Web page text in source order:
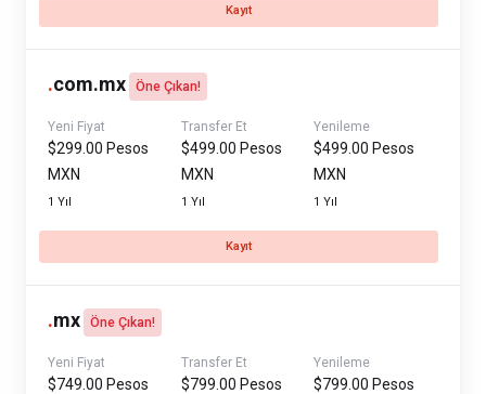
Kayıt
.com.mx Öne Çıkan!
Yeni Fiyat
$299.00 Pesos
MXN
1 Yıl
Transfer Et
$499.00 Pesos
MXN
1 Yıl
Yenileme
$499.00 Pesos
MXN
1 Yıl
Kayıt
.mx Öne Çıkan!
Yeni Fiyat
$749.00 Pesos
Transfer Et
$799.00 Pesos
Yenileme
$799.00 Pesos